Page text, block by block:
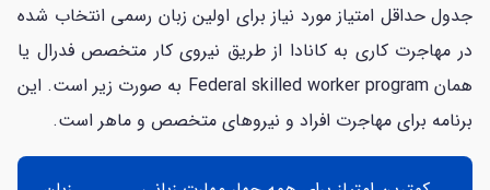
جدول حداقل امتیاز مورد نیاز برای اولین زبان رسمی انتخاب ‌شده
در مهاجرت کاری به کانادا از طریق نیروی کار متخصص فدرال یا
همان Federal skilled worker program به صورت زیر است. این
برنامه برای مهاجرت افراد و نیروهای متخصص و ماهر است.